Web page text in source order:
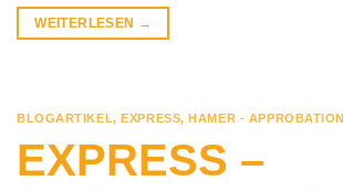
WEITERLESEN →
BLOGARTIKEL, EXPRESS, HAMER - APPROBATION
EXPRESS –